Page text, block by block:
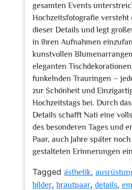
gesamten Events
Hochzeitsfotografie versteht
dieser Details und legt
in ihren Aufnahmen
kunstvollen
eleganten
funkelnden Trauringen –
zur Schönheit und
Hochzeitstags bei. Durch
Details schafft Nati eine
des besonderen Tages und
Paar, auch Jahre später
gestalteten Erinnerungen
Tagged ästhetik,
bilder,brautpaar, details,